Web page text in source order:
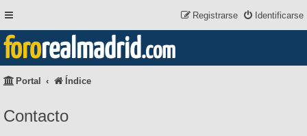
Identificarse
Registrarse
fororealmadrid.com
Portal Índice
Contacto